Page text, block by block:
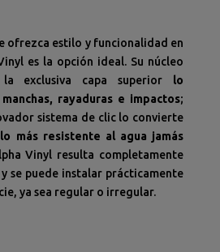
ofrezca estilo y funcionalidad en
es la opción ideal. Su núcleo
exclusiva capa superior
lo
rayaduras e impactos;
sistema de clic lo convierte
más resistente al agua jamás
Vinyl resulta completamente
se puede instalar prácticamente
ya sea regular o irregular.